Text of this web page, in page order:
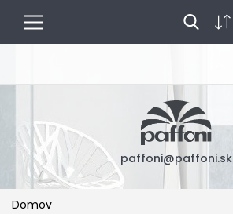
paffoni@paffoni.sk
menu
Domov